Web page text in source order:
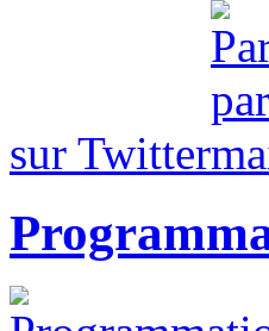
sur Twitter